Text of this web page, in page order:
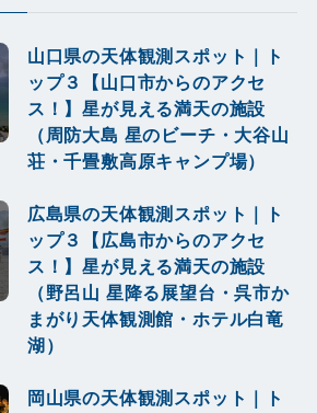
山口県の天体観測スポット｜ト
ップ３【山口市からのアクセ
ス！】星が見える満天の施設
（周防大島 星のビーチ・大谷山
荘・千畳敷高原キャンプ場）
広島県の天体観測スポット｜ト
ップ３【広島市からのアクセ
ス！】星が見える満天の施設
（野呂山 星降る展望台・呉市か
まがり天体観測館・ホテル白竜
湖）
岡山県の天体観測スポット｜ト